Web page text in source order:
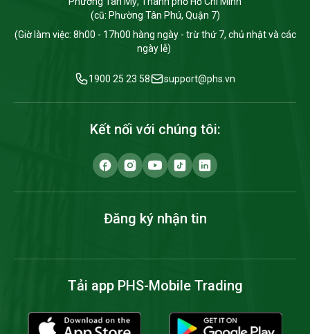
(cũ: Phường Tân Phú, Quận 7)
(Giờ làm việc: 8h00 - 17h00 hàng ngày - trừ thứ 7, chủ nhật và các
ngày lễ)
1900 25 23 58 support@phs.vn
Kết nối với chúng tôi:
Đăng ký nhận tin
Tải app PHS-Mobile Trading